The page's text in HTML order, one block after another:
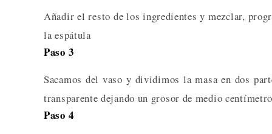
Añadir el resto de los ingredientes y mezclar,
la espátula
Paso 3
Sacamos del vaso y dividimos la masa en dos
transparente dejando un grosor de medio
Paso 4